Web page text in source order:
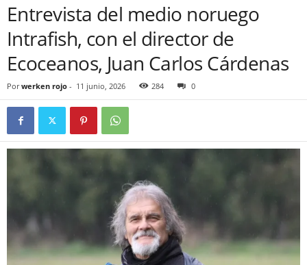
Entrevista del medio noruego
Intrafish, con el director de
Ecoceanos, Juan Carlos Cárdenas
Por werken rojo - 11 junio, 2026 284 0